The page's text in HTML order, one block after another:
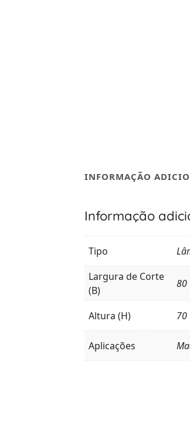
INFORMAÇÃO
Informação
Tipo
Largura de Corte
(B)
80
Altura (H) 70
Aplicações